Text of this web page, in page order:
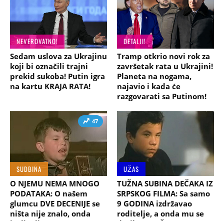
NEVEROVATNO!
Sedam uslova za Ukrajinu
koji bi označili trajni
prekid sukoba! Putin igra
na kartu KRAJA RATA!
DETALJI!
Tramp otkrio novi rok za
završetak rata u Ukrajini!
Planeta na nogama,
najavio i kada će
razgovarati sa Putinom!
47
SUDBINA
O NJEMU NEMA MNOGO
PODATAKA: O našem
glumcu DVE DECENIJE se
ništa nije znalo, onda
UŽAS
TUŽNA SUBINA DEČAKA IZ
SRPSKOG FILMA: Sa samo
9 GODINA izdržavao
roditelje, a onda mu se